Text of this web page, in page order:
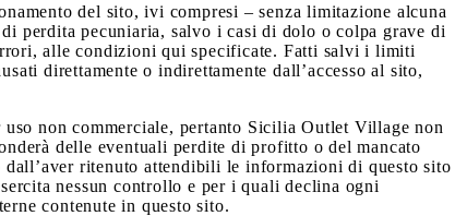
del sito, ivi compresi – senza limitazione alcuna
perdita pecuniaria, salvo i casi di dolo o colpa grave di
alle condizioni qui specificate. Fatti salvi i limiti
direttamente o indirettamente dall’accesso al sito,
non commerciale, pertanto Sicilia Outlet Village non
delle eventuali perdite di profitto o del mancato
ritenuto attendibili le informazioni di questo sito
nessun controllo e per i quali declina ogni
contenute in questo sito.